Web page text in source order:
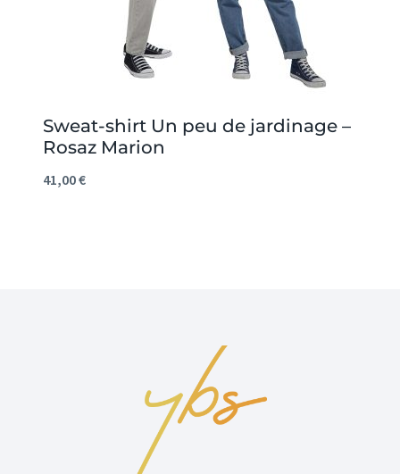
Sweat-shirt Un peu de jardinage –
Rosaz Marion
41,00€